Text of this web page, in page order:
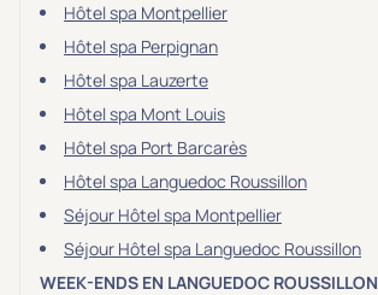
Hôtel spa Montpellier
Hôtel spa Perpignan
Hôtel spa Lauzerte
Hôtel spa Mont Louis
Hôtel spa Port Barcarès
Hôtel spa Languedoc Roussillon
Séjour Hôtel spa Montpellier
Séjour Hôtel spa Languedoc Roussillon
WEEK-ENDS EN LANGUEDOC ROUSSILLON